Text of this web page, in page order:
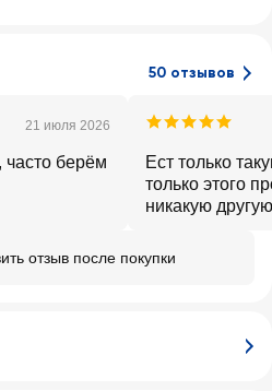
50 отзывов
21 июля 2026
часто берём
Ест только
только этого
никакую
срокам
отзыв после покупки